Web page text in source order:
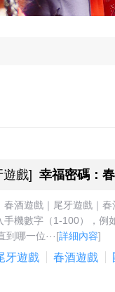
遊戲] 幸福密碼：
春酒遊戲｜尾牙遊戲｜
手機數字（1-100），例
哪一位···[詳細內容]
牙遊戲 春酒遊戲